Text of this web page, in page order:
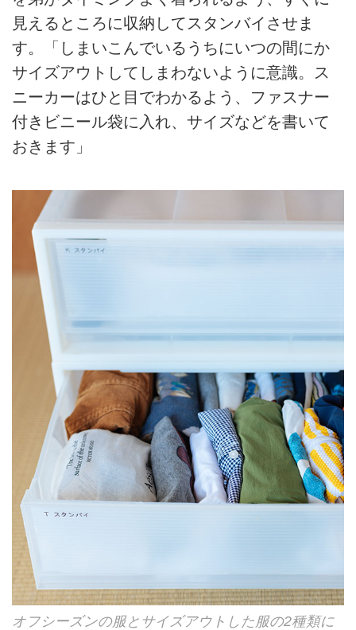
見えるところに収納してスタンバイさせま
す。「しまいこんでいるうちにいつの間にか
サイズアウトしてしまわないように意識。ス
ニーカーはひと目でわかるよう、ファスナー
付きビニール袋に入れ、サイズなどを書いて
おきます」
オフシーズンの服とサイズアウトした服の2種類に